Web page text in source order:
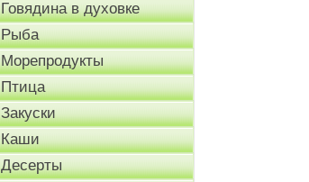
Говядина в духовке
Рыба
Морепродукты
Птица
Закуски
Каши
Десерты